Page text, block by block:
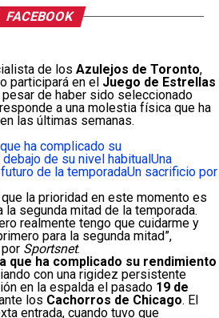
FACEBOOK
de los Azulejos de Toronto,
participará en el Juego de Estrellas
pesar de haber sido seleccionado
a una molestia física que ha
las últimas semanas.
ha complicado su
de su nivel habitual Una
de la temporadaUn sacrificio por
la prioridad en este momento es
la segunda mitad de la temporada.
realmente tengo que cuidarme y
para la segunda mitad”,
Sportsnet.
que ha complicado su rendimiento
con una rigidez persistente
en la espalda el pasado 19 de
los Cachorros de Chicago. El
entrada, cuando tuvo que